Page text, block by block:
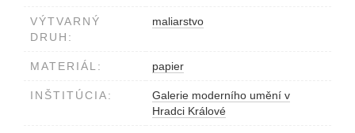
VÝTVARNÝ
DRUH:
maliarstvo
MATERIÁL: papier
INŠTITÚCIA:
Galerie moderního umění v
Hradci Králové